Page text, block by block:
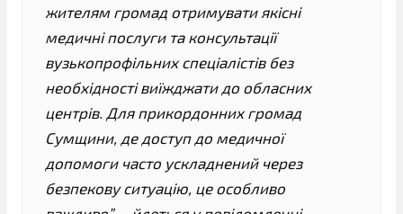
жителям громад отримувати якісні
медичні послуги та консультації
вузькопрофільних спеціалістів без
необхідності виїжджати до обласних
центрів. Для прикордонних громад
Сумщини, де доступ до медичної
допомоги часто ускладнений через
безпекову ситуацію, це особливо